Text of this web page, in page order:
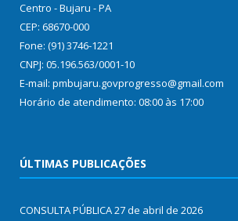
Centro - Bujaru - PA
CEP: 68670-000
Fone: (91) 3746-1221
CNPJ: 05.196.563/0001-10
E-mail: pmbujaru.govprogresso@gmail.com
Horário de atendimento: 08:00 às 17:00
ÚLTIMAS PUBLICAÇÕES
CONSULTA PÚBLICA27 de abril de 2026